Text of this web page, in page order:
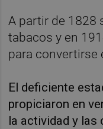
A partir de 1828
tabacos y en
para convertirse
El deficiente
propiciaron en
la actividad y las